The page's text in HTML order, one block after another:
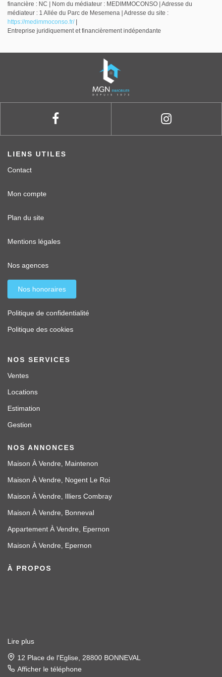
financière : NC | Nom du médiateur : MEDIMMOCONSO | Adresse du
médiateur : 1 Allée du Parc de Mesemena | Adresse du site :
https://medimmoconso.fr/|
Entreprise juridiquement et financièrement indépendante
LIENS UTILES
Contact
Mon compte
Plan du site
Mentions légales
Nos agences
Nos honoraires
Politique de confidentialité
Politique des cookies
NOS SERVICES
Ventes
Locations
Estimation
Gestion
NOS ANNONCES
Maison À Vendre, Maintenon
Maison À Vendre, Nogent Le Roi
Maison À Vendre, Illiers Combray
Maison À Vendre, Bonneval
Appartement À Vendre, Epernon
Maison À Vendre, Epernon
À PROPOS
Lire plus
12 Place de l'Eglise, 28800 BONNEVAL
Afficher le téléphone